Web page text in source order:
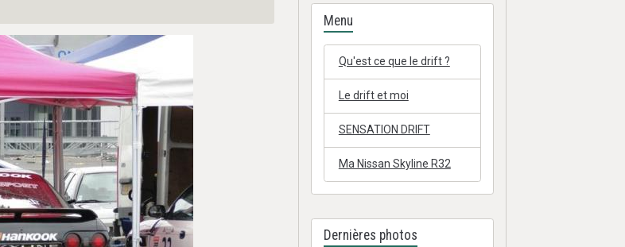
Menu
Qu'est ce que le drift ?
Le drift et moi
SENSATION DRIFT
Ma Nissan Skyline R32
Dernières photos